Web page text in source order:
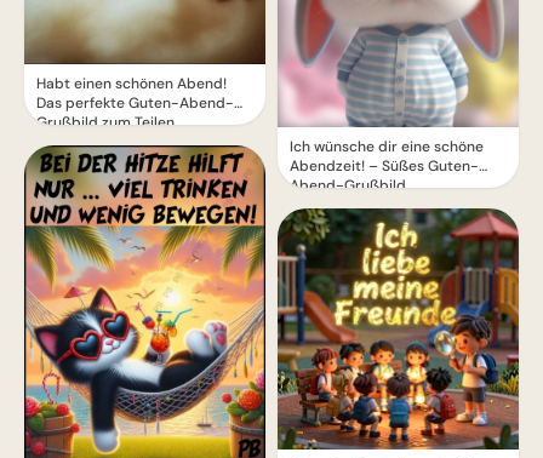
Habt einen schönen Abend!
Das perfekte Guten-Abend-
Grußbild zum Teilen.
Ich wünsche dir eine schöne
Abendzeit! – Süßes Guten-
Abend-Grußbild